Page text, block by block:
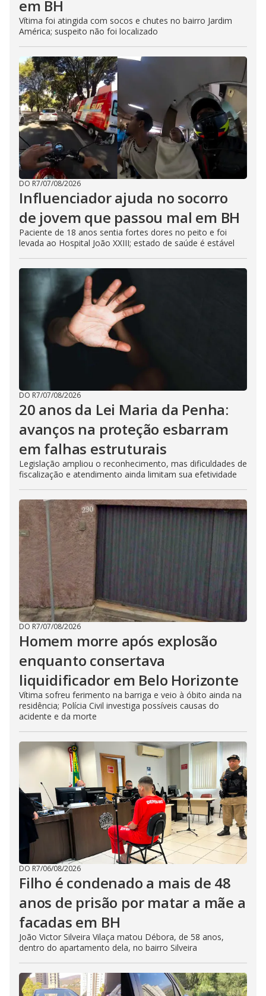
em BH
Vítima foi atingida com socos e chutes no bairro Jardim
América; suspeito não foi localizado
DO R7/07/08/2026
Influenciador ajuda no socorro
de jovem que passou mal em BH
Paciente de 18 anos sentia fortes dores no peito e foi
levada ao Hospital João XXIII; estado de saúde é estável
DO R7/07/08/2026
20 anos da Lei Maria da Penha:
avanços na proteção esbarram
em falhas estruturais
Legislação ampliou o reconhecimento, mas dificuldades de
fiscalização e atendimento ainda limitam sua efetividade
DO R7/07/08/2026
Homem morre após explosão
enquanto consertava
liquidificador em Belo Horizonte
Vítima sofreu ferimento na barriga e veio à óbito ainda na
residência; Polícia Civil investiga possíveis causas do
acidente e da morte
DO R7/06/08/2026
Filho é condenado a mais de 48
anos de prisão por matar a mãe a
facadas em BH
João Victor Silveira Vilaça matou Débora, de 58 anos,
dentro do apartamento dela, no bairro Silveira